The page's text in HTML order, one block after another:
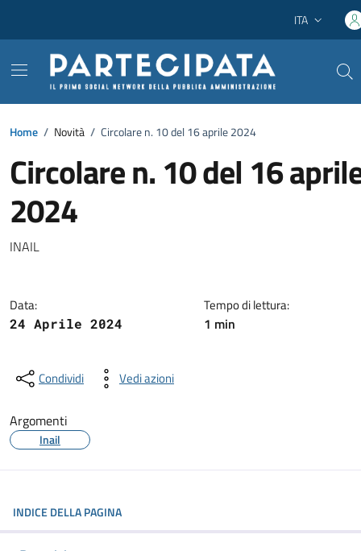
Lingua attiva:
ITA
Home / Novità / Circolare n. 10 del 16 aprile 2024
Circolare n. 10 del 16
2024
Dettagli della notizia
INAIL
Data:
24 Aprile 2024
Tempo di lettura:
1 min
Condividi Vedi azioni
Argomenti
Inail
INDICE DELLA PAGINA